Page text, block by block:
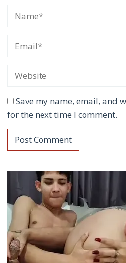
Save my name, email, and
for the next time I comment.